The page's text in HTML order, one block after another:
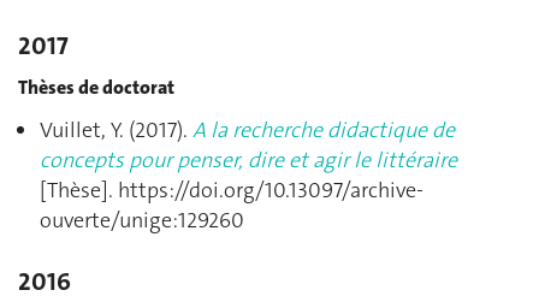
2017
Thèses de doctorat
Vuillet, Y. (2017). A la recherche didactique de
concepts pour penser, dire et agir le littéraire
[Thèse]. https://doi.org/10.13097/archive-
ouverte/unige:129260
2016